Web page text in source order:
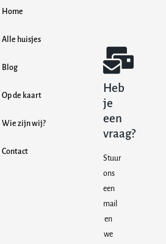
Home
Alle huisjes
Blog
Op de kaart
Wie zijn wij?
Contact
Heb
je
een
vraag?
Stuur
ons
een
mail
en
we